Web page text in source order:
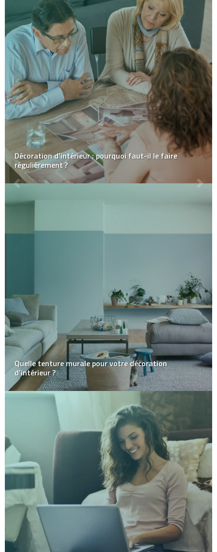
Décoration d’intérieur : pourquoi faut-il le faire
régulièrement ?
Quelle tenture murale pour votre décoration
d’intérieur ?